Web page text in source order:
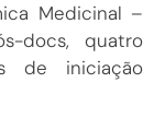
Medicinal –
docs, quatro
de iniciação